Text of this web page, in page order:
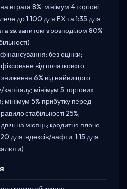
втрата 8%; мінімум 4 торгові
до 1:100 для FX та 1:35 для
за запитом з розподілом 80%
без оцінки;
від початкового
6% від найвищого
мінімум 5 торгових
мінімум 5% прибутку перед
стабільності 25%;
на місяць; кредитне плече
для індексів/нафти, 1:15 для